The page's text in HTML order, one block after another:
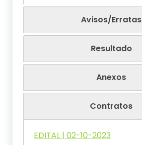
Avisos/Erratas
Resultado
Anexos
Contratos
EDITAL | 02-10-2023